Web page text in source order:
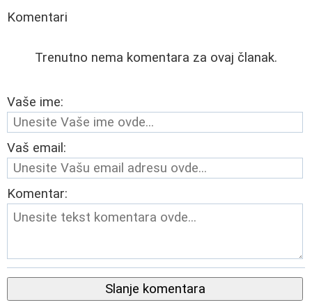
Komentari
Trenutno nema komentara za ovaj članak.
Vaše ime:
Vaš email:
Komentar:
Slanje komentara